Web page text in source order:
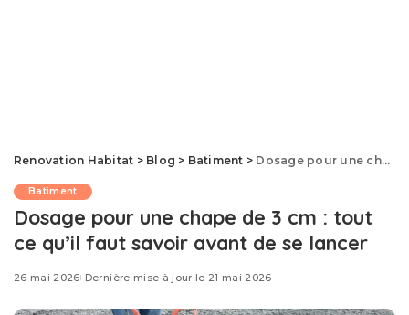
Renovation Habitat > Blog > Batiment > Dosage pour une chape de 3 cm : tout ce qu’il faut savoir avant de se lancer
Batiment
Dosage pour une chape de 3 cm : tout
ce qu’il faut savoir avant de se lancer
26 mai 2026 Dernière mise à jour le 21 mai 2026